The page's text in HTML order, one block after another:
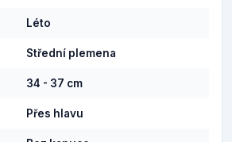
Léto
Střední plemena
34 - 37 cm
Přes hlavu